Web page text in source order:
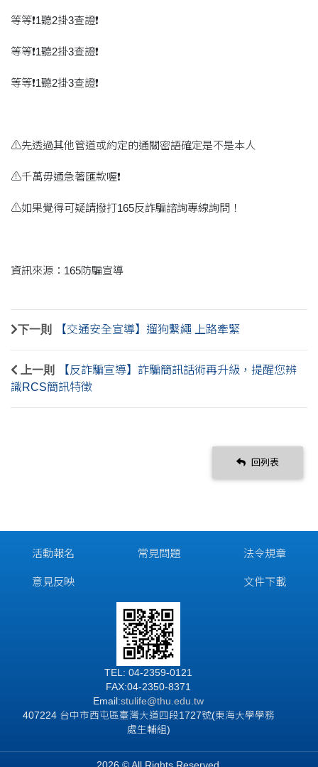
等等❗️1聽2掛3查證❗️
等等❗️1聽2掛3查證❗️
等等❗️1聽2掛3查證❗️
⚠先透過其他管道或約定的通關密語確定是不是本人
⚠千萬毋通急著匯款喔❗️
⚠如果覺得可疑請撥打165反詐騙諮詢專線詢問！
資訊來源：165防騙宣導
下一則 【交通安全宣導】遛狗繫繩 上路牽緊
上一則
【反詐騙宣導】詐騙簡訊話術再升級，提醒您辨
識RCS簡訊特徵
回列表
活動報名
意見反映
常見問題 法令規章
文件下載
TEL: 04-2359-0121
FAX:04-2350-8371
Email:stulife@thu.edu.tw
407224 台中市西屯區臺灣大道四段1727號(東海大學學務
處生輔組)